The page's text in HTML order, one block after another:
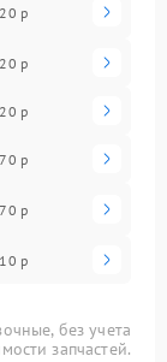
р
р
р
р
р
р
без учета
запчастей.